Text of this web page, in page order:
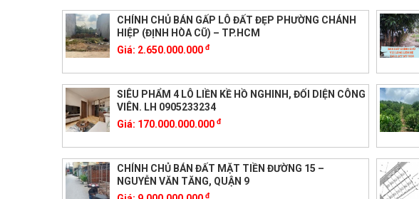
CHÍNH CHỦ BÁN GẤP LÔ ĐẤT ĐẸP PHƯỜNG CHÁNH
HIỆP (ĐỊNH HÒA CŨ) – TP.HCM
Giá: 2.650.000.000 đ
SIÊU PHẨM 4 LÔ LIỀN KỀ HỒ NGHINH, ĐỐI DIỆN CÔNG
VIÊN. LH 0905233234
Giá: 170.000.000.000 đ
CHÍNH CHỦ BÁN ĐẤT MẶT TIỀN ĐƯỜNG 15 –
NGUYỄN VĂN TĂNG, QUẬN 9
đ